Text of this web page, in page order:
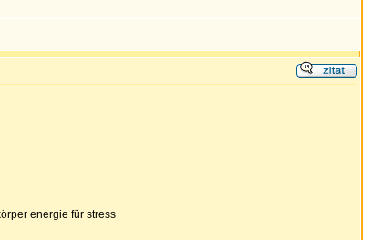
energie für stress